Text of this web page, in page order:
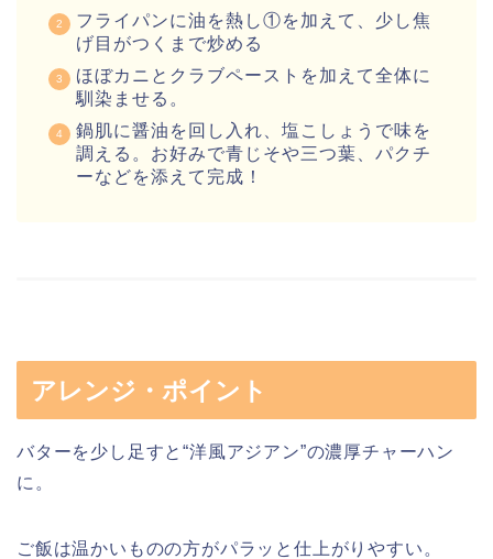
フライパンに油を熱し①を加えて、少し焦
げ目がつくまで炒める
ほぼカニとクラブペーストを加えて全体に
馴染ませる。
鍋肌に醤油を回し入れ、塩こしょうで味を
調える。お好みで青じそや三つ葉、パクチ
ーなどを添えて完成！
アレンジ・ポイント
バターを少し足すと“洋風アジアン”の濃厚チャーハン
に。
ご飯は温かいものの方がパラッと仕上がりやすい。